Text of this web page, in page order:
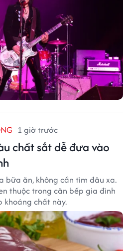
1 giờ trước
chất sắt dễ đưa vào
bữa ăn, không cần tìm đâu xa.
thuộc trong căn bếp gia đình
khoáng chất này.